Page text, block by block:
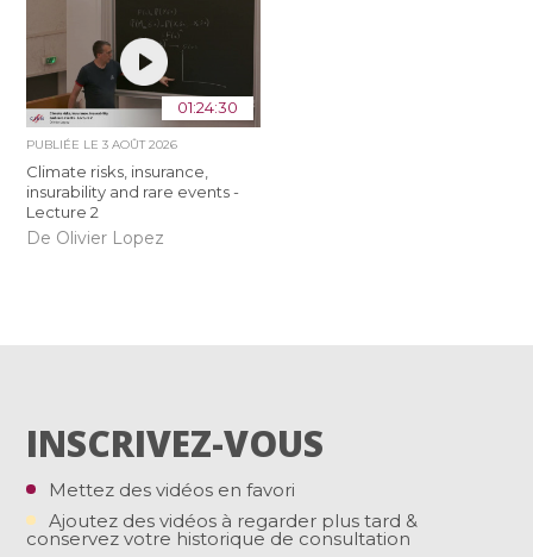
01:24:30
PUBLIÉE LE3 AOÛT 2026
Climate risks, insurance,
insurability and rare events -
Lecture 2
De Olivier Lopez
INSCRIVEZ-VOUS
Mettez des vidéos en favori
Ajoutez des vidéos à regarder plus tard &
conservez votre historique de consultation